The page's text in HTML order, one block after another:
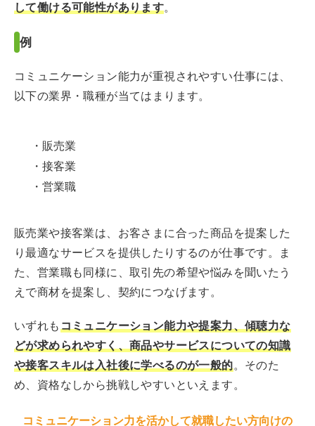
して働ける可能性があります。
例
コミュニケーション能力が重視されやすい仕事には、
以下の業界・職種が当てはまります。
・販売業
・接客業
・営業職
販売業や接客業は、お客さまに合った商品を提案した
り最適なサービスを提供したりするのが仕事です。ま
た、営業職も同様に、取引先の希望や悩みを聞いたう
えで商材を提案し、契約につなげます。
いずれもコミュニケーション能力や提案力、傾聴力な
どが求められやすく、商品やサービスについての知識
や接客スキルは入社後に学べるのが一般的。そのた
め、資格なしから挑戦しやすいといえます。
コミュニケーション力を活かして就職したい方向けの